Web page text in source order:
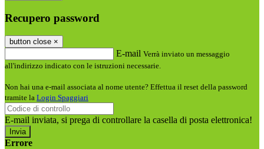
Recupero password
button close ×
E-mail Verrà inviato un messaggio
all'indirizzo indicato con le istruzioni necessarie.
Non hai una e-mail associata al nome utente? Effettua il reset della password
tramite la Login Spaggiari
E-mail inviata, si prega di controllare la casella di posta elettronica!
Errore